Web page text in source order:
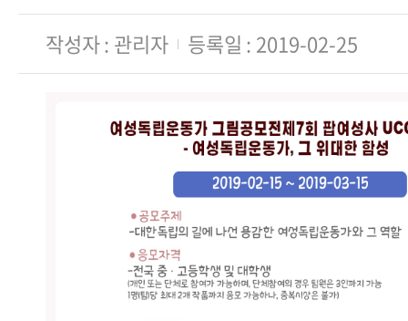
작성자 관리자 등록일 2019-02-25